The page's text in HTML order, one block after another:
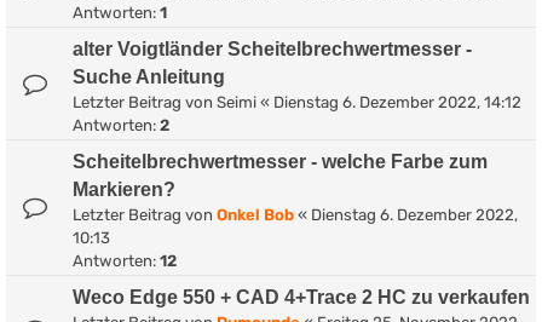
Antworten: 1
alter Voigtländer Scheitelbrechwertmesser -
Suche Anleitung
Letzter Beitrag von Seimi « Dienstag 6. Dezember 2022, 14:12
Antworten: 2
Scheitelbrechwertmesser - welche Farbe zum
Markieren?
Letzter Beitrag von Onkel Bob « Dienstag 6. Dezember 2022,
10:13
Antworten: 12
Weco Edge 550 + CAD 4+Trace 2 HC zu verkaufen